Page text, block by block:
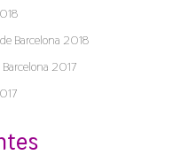
Barcelona 2018
2017